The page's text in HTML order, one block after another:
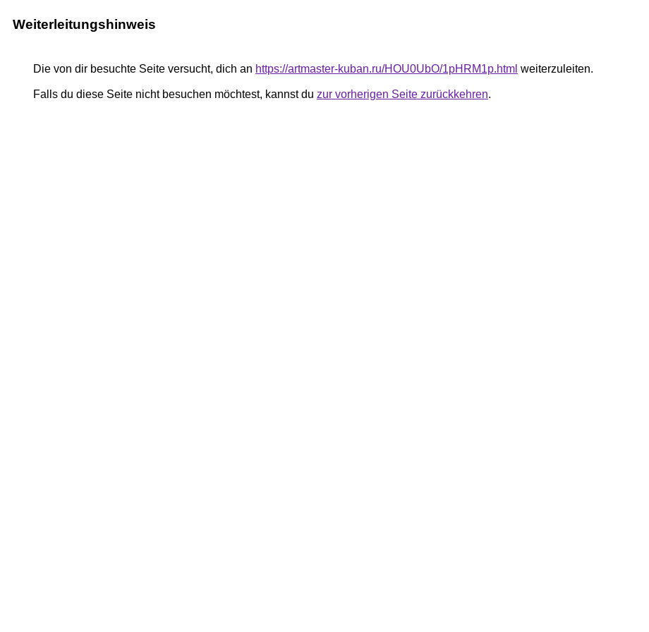
Weiterleitungshinweis
Die von dir besuchte Seite versucht, dich an https://artmaster-kuban.ru/HOU0UbO/1pHRM1p.html weiterzuleiten.
Falls du diese Seite nicht besuchen möchtest, kannst du zur vorherigen Seite zurückkehren.